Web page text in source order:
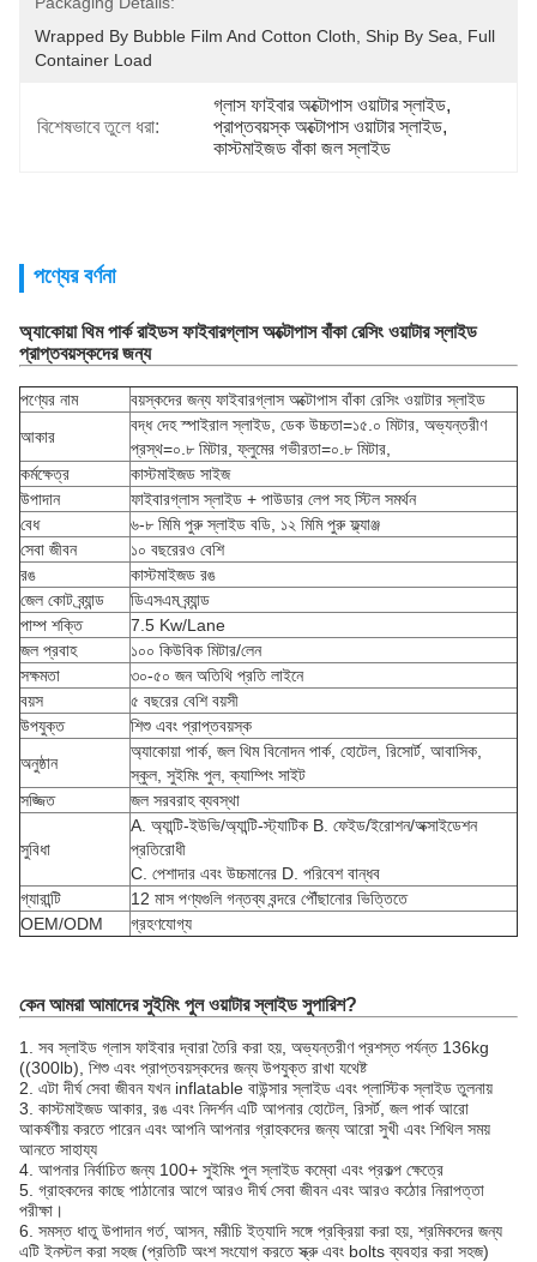
Wrapped By Bubble Film And Cotton Cloth, Ship By Sea, Full
Container Load
বিশেষভাবে তুলে ধরা:
গ্লাস ফাইবার অক্টোপাস ওয়াটার স্লাইড,
প্রাপ্তবয়স্ক অক্টোপাস ওয়াটার স্লাইড,
কাস্টমাইজড বাঁকা জল স্লাইড
পণ্যের বর্ণনা
অ্যাকোয়া থিম পার্ক রাইডস ফাইবারগ্লাস অক্টোপাস বাঁকা রেসিং ওয়াটার স্লাইড
প্রাপ্তবয়স্কদের জন্য
পণ্যের নাম
বয়স্কদের জন্য ফাইবারগ্লাস অক্টোপাস বাঁকা রেসিং ওয়াটার স্লাইড
আকার
বদ্ধ দেহ স্পাইরাল স্লাইড, ডেক উচ্চতা=১৫.০ মিটার, অভ্যন্তরীণ
প্রস্থ=০.৮ মিটার, ফ্লুমের গভীরতা=০.৮ মিটার,
কর্মক্ষেত্র
কাস্টমাইজড সাইজ
উপাদান
ফাইবারগ্লাস স্লাইড + পাউডার লেপ সহ স্টিল সমর্থন
বেধ
৬-৮ মিমি পুরু স্লাইড বডি, ১২ মিমি পুরু ফ্ল্যাঞ্জ
সেবা জীবন
১০ বছরেরও বেশি
রঙ
কাস্টমাইজড রঙ
জেল কোট ব্র্যান্ড
ডিএসএম ব্র্যান্ড
পাম্প শক্তি
7.5 Kw/Lane
জল প্রবাহ
১০০ কিউবিক মিটার/লেন
সক্ষমতা
৩০-৫০ জন অতিথি প্রতি লাইনে
বয়স
৫ বছরের বেশি বয়সী
উপযুক্ত
শিশু এবং প্রাপ্তবয়স্ক
অনুষ্ঠান
অ্যাকোয়া পার্ক, জল থিম বিনোদন পার্ক, হোটেল, রিসোর্ট, আবাসিক,
স্কুল, সুইমিং পুল, ক্যাম্পিং সাইট
সজ্জিত
জল সরবরাহ ব্যবস্থা
সুবিধা
A. অ্যান্টি-ইউভি/অ্যান্টি-স্ট্যাটিক B. ফেইড/ইরোশন/অক্সাইডেশন
প্রতিরোধী
C. পেশাদার এবং উচ্চমানের D. পরিবেশ বান্ধব
গ্যারান্টি
12 মাস পণ্যগুলি গন্তব্য বন্দরে পৌঁছানোর ভিত্তিতে
OEM/ODM
গ্রহণযোগ্য
কেন আমরা আমাদের সুইমিং পুল ওয়াটার স্লাইড সুপারিশ?
1. সব স্লাইড গ্লাস ফাইবার দ্বারা তৈরি করা হয়, অভ্যন্তরীণ প্রশস্ত পর্যন্ত 136kg
((300lb), শিশু এবং প্রাপ্তবয়স্কদের জন্য উপযুক্ত রাখা যথেষ্ট
2. এটা দীর্ঘ সেবা জীবন যখন inflatable বাউন্সার স্লাইড এবং প্লাস্টিক স্লাইড তুলনায়
3. কাস্টমাইজড আকার, রঙ এবং নিদর্শন এটি আপনার হোটেল, রিসর্ট, জল পার্ক আরো
আকর্ষণীয় করতে পারেন এবং আপনি আপনার গ্রাহকদের জন্য আরো সুখী এবং শিথিল সময়
আনতে সাহায্য
4. আপনার নির্বাচিত জন্য 100+ সুইমিং পুল স্লাইড কম্বো এবং প্রকল্প ক্ষেত্রে
5. গ্রাহকদের কাছে পাঠানোর আগে আরও দীর্ঘ সেবা জীবন এবং আরও কঠোর নিরাপত্তা
পরীক্ষা।
6. সমস্ত ধাতু উপাদান গর্ত, আসন, মরীচি ইত্যাদি সঙ্গে প্রক্রিয়া করা হয়, শ্রমিকদের জন্য
এটি ইনস্টল করা সহজ (প্রতিটি অংশ সংযোগ করতে স্ক্রু এবং bolts ব্যবহার করা সহজ)